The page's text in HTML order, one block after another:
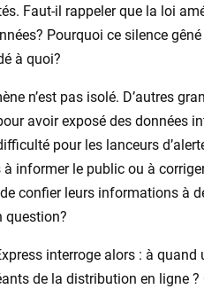
Faut-il rappeler que la loi
Pourquoi ce silence
à quoi?
n’est pas isolé. D’autres
avoir exposé des données
pour les lanceurs
à informer le public ou à
de confier leurs informations à
question?
interroge alors : à
de la distribution en ligne